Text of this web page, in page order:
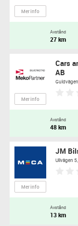
Mer info
Avstånd
27 km
Mer info
Cars
AB
Avstånd
48 km
Mer info
JM
Ullvägen 5,
Avstånd
13 km